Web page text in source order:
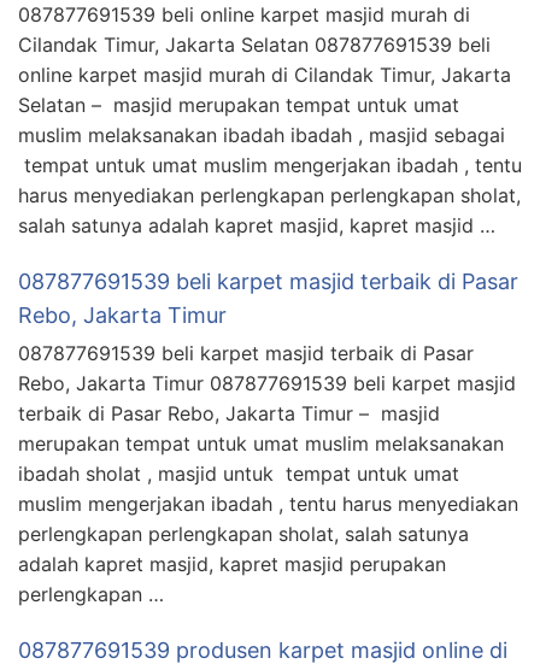
087877691539 beli online karpet masjid murah di
Cilandak Timur, Jakarta Selatan 087877691539 beli
online karpet masjid murah di Cilandak Timur, Jakarta
Selatan – masjid merupakan tempat untuk umat
muslim melaksanakan ibadah ibadah , masjid sebagai
tempat untuk umat muslim mengerjakan ibadah , tentu
harus menyediakan perlengkapan perlengkapan sholat,
salah satunya adalah kapret masjid, kapret masjid …
087877691539 beli karpet masjid terbaik di Pasar
Rebo, Jakarta Timur
087877691539 beli karpet masjid terbaik di Pasar
Rebo, Jakarta Timur 087877691539 beli karpet masjid
terbaik di Pasar Rebo, Jakarta Timur – masjid
merupakan tempat untuk umat muslim melaksanakan
ibadah sholat , masjid untuk tempat untuk umat
muslim mengerjakan ibadah , tentu harus menyediakan
perlengkapan perlengkapan sholat, salah satunya
adalah kapret masjid, kapret masjid perupakan
perlengkapan …
087877691539 produsen karpet masjid online di